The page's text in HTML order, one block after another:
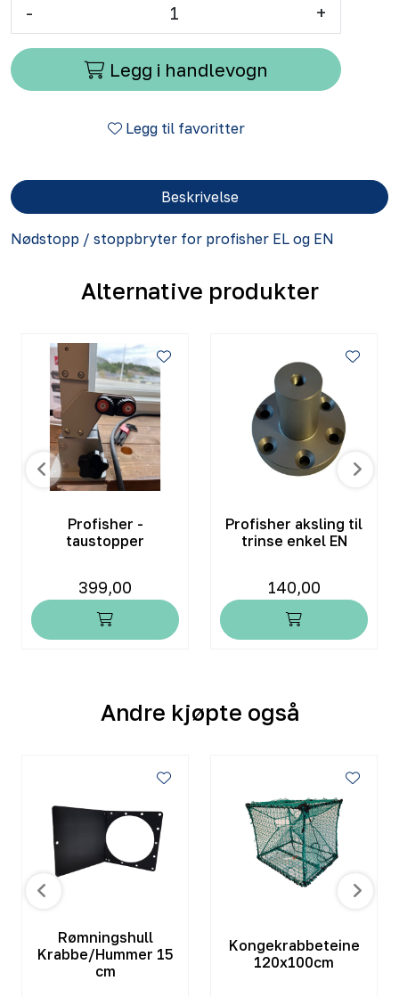
- +
Legg i handlevogn
Legg til favoritter
Beskrivelse
Nødstopp / stoppbryter for profisher EL og EN
Alternative produkter
Profisher -
taustopper
399,00
Profisher aksling til
trinse enkel EN
140,00
Andre kjøpte også
Rømningshull
Krabbe/Hummer 15
cm
Kongekrabbeteine
120x100cm